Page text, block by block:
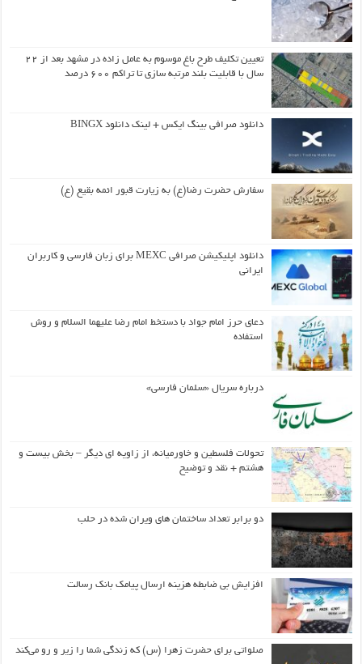
تعیین تکلیف طرح باغ موسوم به عامل زاده در مشهد بعد از ۲۲
سال با قابلیت بلند مرتبه سازی تا تراکم ۶۰۰ درصد
دانلود صرافی بینگ ایکس + لینک دانلود BINGX
سفارش حضرت رضا(ع) به زیارت قبور ائمه بقیع (ع)
دانلود اپلیکیشن صرافی MEXC برای زبان فارسی و کاربران
ایرانی
دعای حرز امام جواد با دستخط امام رضا علیهما السلام و روش
استفاده
درباره سریال «سلمان فارسی»
تحولات فلسطین و خاورمیانه، از زاویه ای دیگر – بخش بیست و
هشتم + نقد و توضیح
دو برابر تعداد ساختمان های ویران شده در حلب
افزایش بی ضابطه هزینه ارسال پیامک بانک رسالت
صلواتی برای حضرت زهرا (س) که زندگی شما را زیر و رو می‌کند